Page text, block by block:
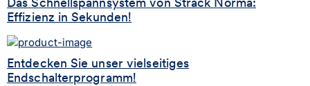
Effizienz in Sekunden!
Entdecken Sie unser vielseitiges
Endschalterprogramm!